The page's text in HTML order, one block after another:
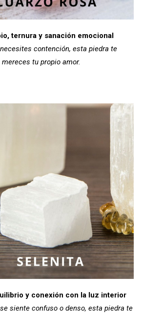
ternura y sanación emocional
contención, esta piedra te
tu propio amor.
y conexión con la luz interior
siente confuso o denso, esta piedra te